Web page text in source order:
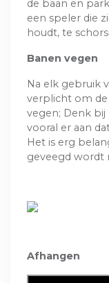
de baan en
een speler die
houdt, te
Banen vegen
Na elk gebruik
verplicht om
vegen; Denk
vooral er aan
Het is erg
geveegd wordt
Afhangen